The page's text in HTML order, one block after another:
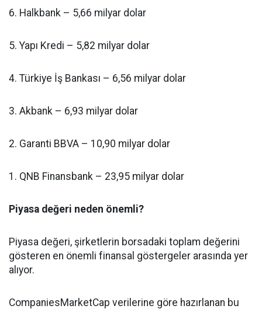
6. Halkbank – 5,66 milyar dolar
5. Yapı Kredi – 5,82 milyar dolar
4. Türkiye İş Bankası – 6,56 milyar dolar
3. Akbank – 6,93 milyar dolar
2. Garanti BBVA – 10,90 milyar dolar
1. QNB Finansbank – 23,95 milyar dolar
Piyasa değeri neden önemli?
Piyasa değeri, şirketlerin borsadaki toplam değerini
gösteren en önemli finansal göstergeler arasında yer
alıyor.
CompaniesMarketCap verilerine göre hazırlanan bu